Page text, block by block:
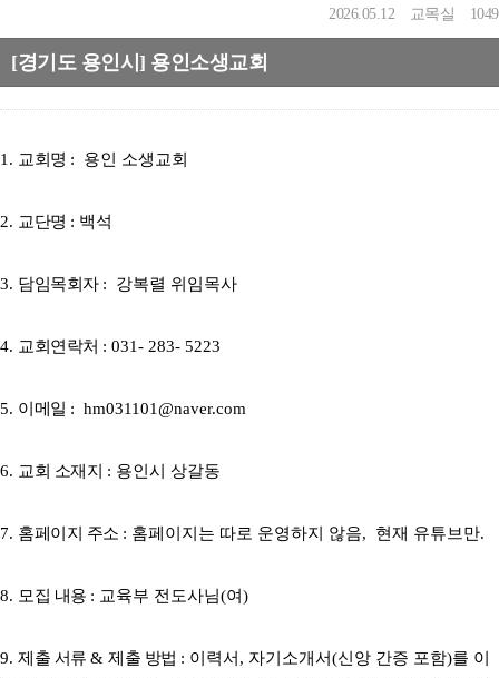
2026.05.12 교목실 1049
[경기도 용인시] 용인소생교회
1. 교회명 : 용인 소생교회
2. 교단명 : 백석
3. 담임목회자 : 강복렬 위임목사
4. 교회연락처 : 031- 283- 5223
5. 이메일 : hm031101@naver.com
6. 교회 소재지 : 용인시 상갈동
7. 홈페이지 주소 : 홈페이지는 따로 운영하지 않음, 현재 유튜브만.
8. 모집 내용 : 교육부 전도사님(여)
9. 제출 서류&제출 방법 : 이력서, 자기소개서(신앙 간증 포함)를 이